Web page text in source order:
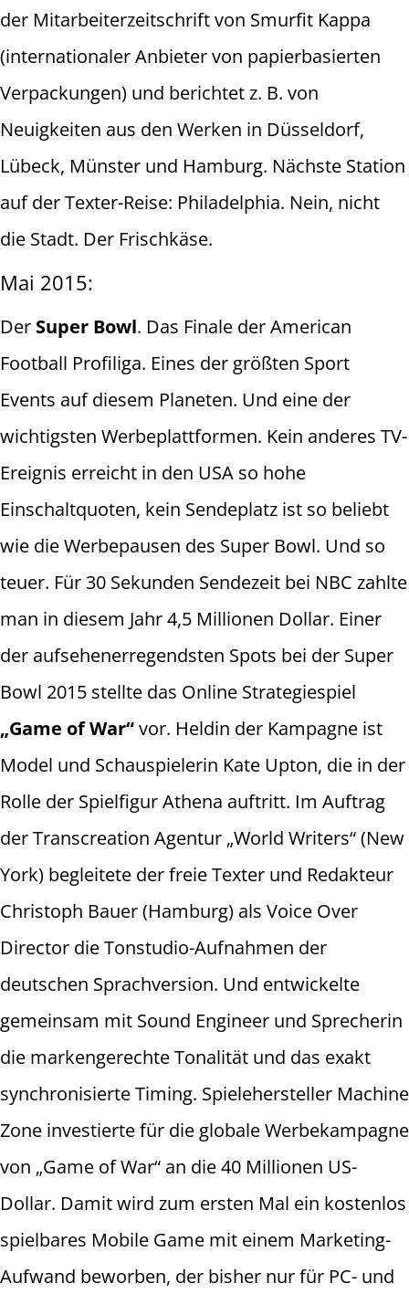
der Mitarbeiterzeitschrift von Smurfit Kappa
(internationaler Anbieter von papierbasierten
Verpackungen) und berichtet z. B. von
Neuigkeiten aus den Werken in Düsseldorf,
Lübeck, Münster und Hamburg. Nächste Station
auf der Texter-Reise: Philadelphia. Nein, nicht
die Stadt. Der Frischkäse.
Mai 2015:
Der Super Bowl. Das Finale der American
Football Profiliga. Eines der größten Sport
Events auf diesem Planeten. Und eine der
wichtigsten Werbeplattformen. Kein anderes TV-
Ereignis erreicht in den USA so hohe
Einschaltquoten, kein Sendeplatz ist so beliebt
wie die Werbepausen des Super Bowl. Und so
teuer. Für 30 Sekunden Sendezeit bei NBC zahlte
man in diesem Jahr 4,5 Millionen Dollar. Einer
der aufsehenerregendsten Spots bei der Super
Bowl 2015 stellte das Online Strategiespiel
„Game of War“vor. Heldin der Kampagne ist
Model und Schauspielerin Kate Upton, die in der
Rolle der Spielfigur Athena auftritt. Im Auftrag
der Transcreation Agentur „World Writers“ (New
York) begleitete der freie Texter und Redakteur
Christoph Bauer (Hamburg) als Voice Over
Director die Tonstudio-Aufnahmen der
deutschen Sprachversion. Und entwickelte
gemeinsam mit Sound Engineer und Sprecherin
die markengerechte Tonalität und das exakt
synchronisierte Timing. Spielehersteller Machine
Zone investierte für die globale Werbekampagne
von „Game of War“ an die 40 Millionen US-
Dollar. Damit wird zum ersten Mal ein kostenlos
spielbares Mobile Game mit einem Marketing-
Aufwand beworben, der bisher nur für PC- und